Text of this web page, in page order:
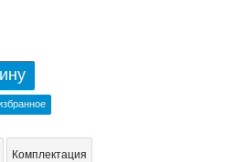
Комплектация